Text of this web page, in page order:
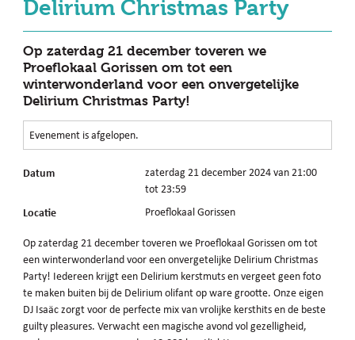
Delirium Christmas Party
Op zaterdag 21 december toveren we
Proeflokaal Gorissen om tot een
winterwonderland voor een onvergetelijke
Delirium Christmas Party!
Evenement is afgelopen.
Datum
zaterdag 21 december 2024 van 21:00
tot 23:59
Locatie Proeflokaal Gorissen
Op zaterdag 21 december toveren we Proeflokaal Gorissen om tot
een winterwonderland voor een onvergetelijke Delirium Christmas
Party! Iedereen krijgt een Delirium kerstmuts en vergeet geen foto
te maken buiten bij de Delirium olifant op ware grootte. Onze eigen
DJ Isaäc zorgt voor de perfecte mix van vrolijke kersthits en de beste
guilty pleasures. Verwacht een magische avond vol gezelligheid,